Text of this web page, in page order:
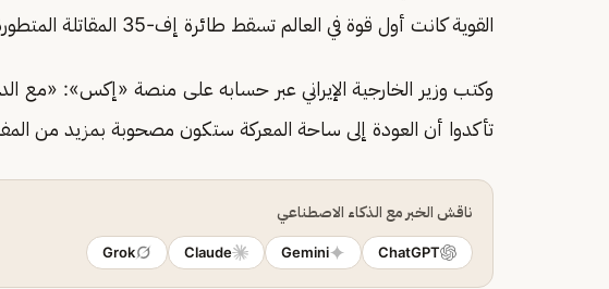
القوية كانت أول قوة في العالم تسقط طائرة إف-35 المقاتلة المتطورة والشهيرة».
وكتب وزير الخارجية الإيراني عبر حسابه على منصة «إكس»: «مع
تأكدوا أن العودة إلى ساحة المعركة ستكون مصحوبة بمزيد من
ناقش الخبر مع الذكاء الاصطناعي
ChatGPT
Gemini
Claude
Grok